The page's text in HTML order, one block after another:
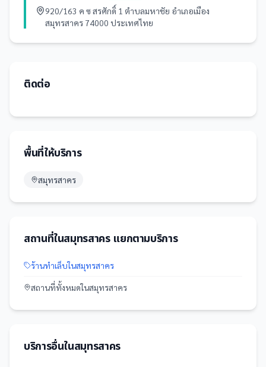
920/163 ค ซ สรศักดิ์ 1 ตำบลมหาชัย อำเภอเมือง
สมุทรสาคร 74000 ประเทศไทย
ติดต่อ
พื้นที่ให้บริการ
สมุทรสาคร
สถานที่ในสมุทรสาครแยกตามบริการ
ร้านทำเล็บในสมุทรสาคร
สถานที่ทั้งหมดในสมุทรสาคร
บริการอื่นในสมุทรสาคร